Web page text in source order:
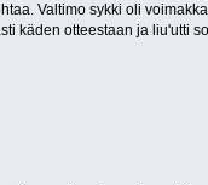
Valtimo sykki oli
käden otteestaan ja liu'utti